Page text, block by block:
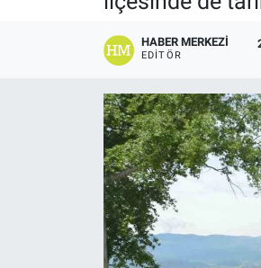
HABER MERKEZI
EDITÖR
Astroloji
Tüm Manşetler
Son Dakika Haberleri
Haber Arşivi